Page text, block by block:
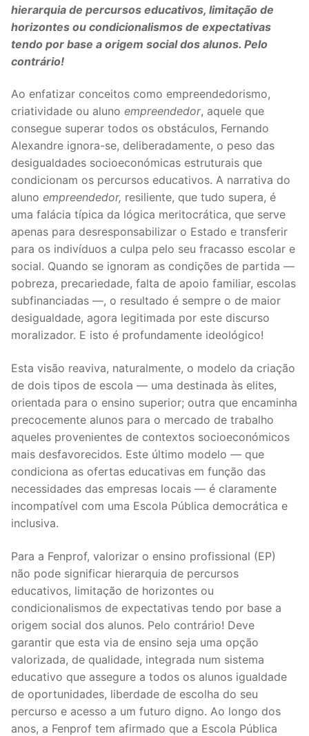
PRÉ-ESCOLAR
1º CICLO
2º/3º CEB / SECUNDÁRIO
ENSINO ARTÍSTICO
EDUCAÇÃO ESPECIAL
PARTICULAR / IPSS / MISERICÓRDIAS
ENSINO SUPERIOR
PROFESSORES CONTRATADOS
DOCENTES APOSENTADOS
Formação
Área de Sócios
Revista Intervir
Contactos
hierarquia de percursos educativos, limitação de
horizontes ou condicionalismos de expectativas
tendo por base a origem social dos alunos. Pelo
contrário!
Ao enfatizar conceitos como empreendedorismo,
criatividade ou aluno empreendedor, aquele que
consegue superar todos os obstáculos, Fernando
Alexandre ignora-se, deliberadamente, o peso das
desigualdades socioeconómicas estruturais que
condicionam os percursos educativos. A narrativa do
aluno empreendedor, resiliente, que tudo supera, é
uma falácia típica da lógica meritocrática, que serve
apenas para desresponsabilizar o Estado e transferir
para os indivíduos a culpa pelo seu fracasso escolar e
social. Quando se ignoram as condições de partida —
pobreza, precariedade, falta de apoio familiar, escolas
subfinanciadas —, o resultado é sempre o de maior
desigualdade, agora legitimada por este discurso
moralizador. E isto é profundamente ideológico!
Esta visão reaviva, naturalmente, o modelo da criação
de dois tipos de escola — uma destinada às elites,
orientada para o ensino superior; outra que encaminha
precocemente alunos para o mercado de trabalho
aqueles provenientes de contextos socioeconómicos
mais desfavorecidos. Este último modelo — que
condiciona as ofertas educativas em função das
necessidades das empresas locais — é claramente
incompatível com uma Escola Pública democrática e
inclusiva.
Para a Fenprof, valorizar o ensino profissional (EP)
não pode significar hierarquia de percursos
educativos, limitação de horizontes ou
condicionalismos de expectativas tendo por base a
origem social dos alunos. Pelo contrário! Deve
garantir que esta via de ensino seja uma opção
valorizada, de qualidade, integrada num sistema
educativo que assegure a todos os alunos igualdade
de oportunidades, liberdade de escolha do seu
percurso e acesso a um futuro digno. Ao longo dos
anos, a Fenprof tem afirmado que a Escola Pública